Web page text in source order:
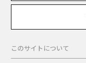
このサイトについて